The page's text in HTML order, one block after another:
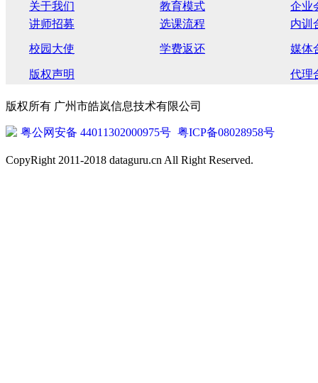
关于我们
教育模式
企业
讲师招募
选课流程 内训
校园大使 学费返还 媒体
版权声明 代理
版权所有 广州市皓岚信息技术有限公司
粤公网安备 44011302000975号 粤ICP备08028958号
CopyRight 2011-2018 dataguru.cn All Right Reserved.